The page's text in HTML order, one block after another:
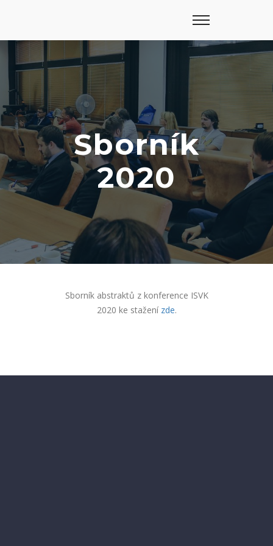
Sborník
2020
Sborník abstraktů z konference ISVK
2020 ke stažení zde.